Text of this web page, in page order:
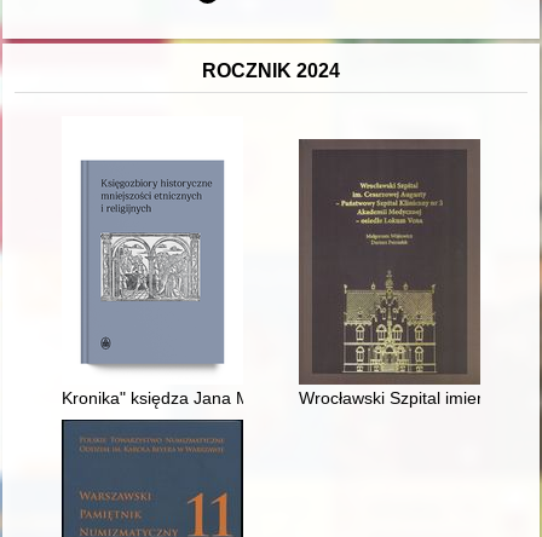
ROCZNIK 2024
Kronika" księdza Jana Marszałkiewicza z XVIII wieku :
Wrocławski Szpital imienia